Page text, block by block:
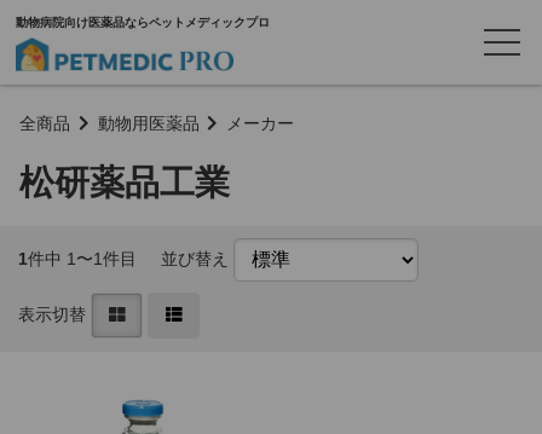
動物病院向け医薬品ならペットメディックプロ
全商品 動物用医薬品 メーカー
松研薬品工業
1件中 1〜1件目 並び替え
表示切替